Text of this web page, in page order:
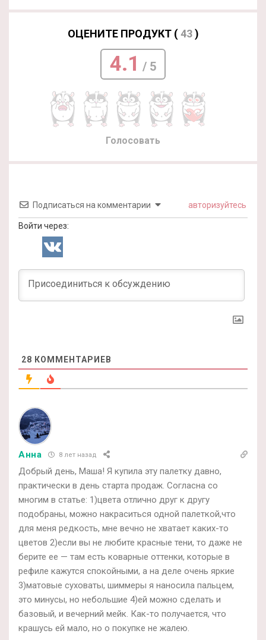
ОЦЕНИТЕ ПРОДУКТ (43)
4.1 / 5
Голосовать
Подписаться на комментарии авторизуйтесь
Войти через:
28 КОММЕНТАРИЕВ
Анна 8 лет назад
Добрый день, Маша! Я купила эту палетку давно,
практически в день старта продаж. Согласна со
многим в статье: 1)цвета отлично друг к другу
подобраны, можно накраситься одной палеткой,что
для меня редкость, мне вечно не хватает каких-то
цветов 2)если вы не любите красные тени, то даже не
берите ее — там есть коварные оттенки, которые в
рефиле кажутся спокойными, а на деле очень яркие
3)матовые суховаты, шиммеры я наносила пальцем,
это минусы, но небольшие 4)ей можно сделать и
базовый, и вечерний мейк. Как-то получается, что
крашусь ей мало, но о покупке не жалею.